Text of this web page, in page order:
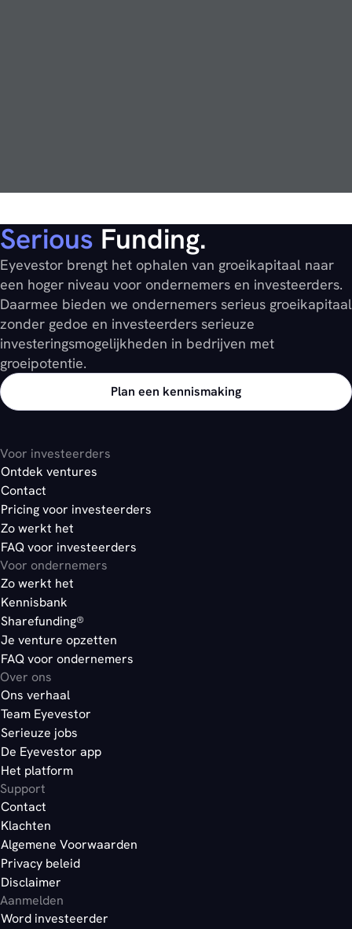
Serious Funding.
Eyevestor brengt het ophalen van groeikapitaal naar
een hoger niveau voor ondernemers en investeerders.
Daarmee bieden we ondernemers serieus groeikapitaal
zonder gedoe en investeerders serieuze
investeringsmogelijkheden in bedrijven met
groeipotentie.
Plan een kennismaking
Voor investeerders
Ontdek ventures
Contact
Pricing voor investeerders
Zo werkt het
FAQ voor investeerders
Voor ondernemers
Zo werkt het
Kennisbank
Sharefunding®
Je venture opzetten
FAQ voor ondernemers
Over ons
Ons verhaal
Team Eyevestor
Serieuze jobs
De Eyevestor app
Het platform
Support
Contact
Klachten
Algemene Voorwaarden
Privacy beleid
Disclaimer
Aanmelden
Word investeerder